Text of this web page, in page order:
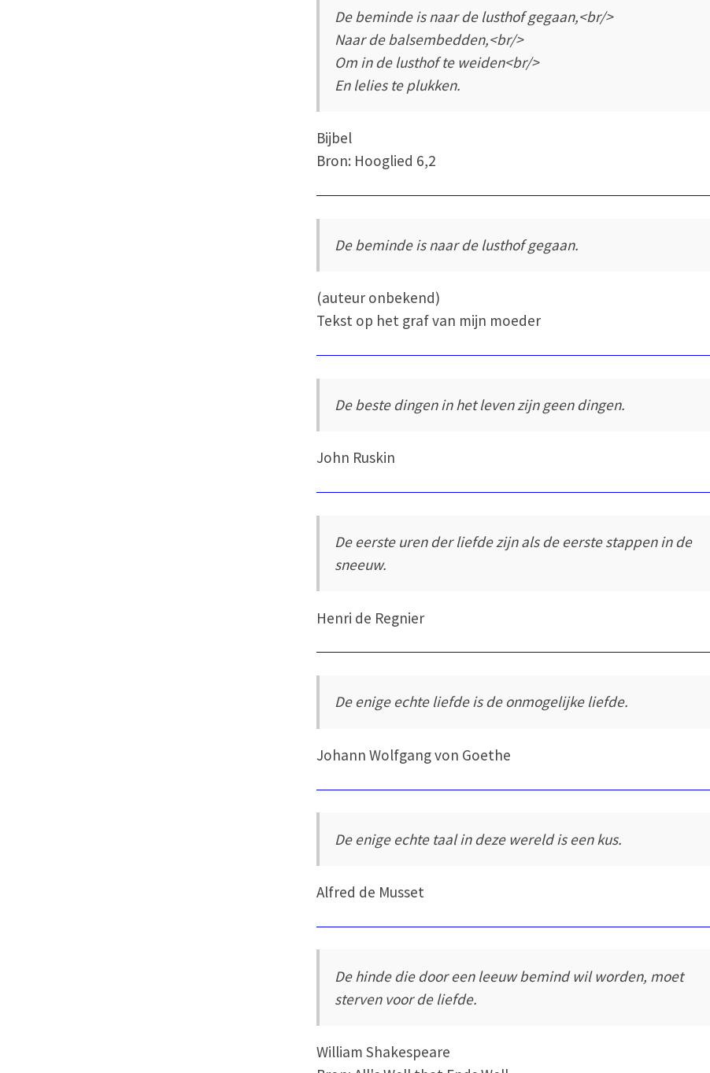
De beminde is naar de lusthof gegaan,<br/>
Naar de balsembedden,<br/>
Om in de lusthof te weiden<br/>
En lelies te plukken.
Bijbel
Bron: Hooglied 6,2
De beminde is naar de lusthof gegaan.
(auteur onbekend)
Tekst op het graf van mijn moeder
De beste dingen in het leven zijn geen dingen.
John Ruskin
De eerste uren der liefde zijn als de eerste stappen in de
sneeuw.
Henri de Regnier
De enige echte liefde is de onmogelijke liefde.
Johann Wolfgang von Goethe
De enige echte taal in deze wereld is een kus.
Alfred de Musset
De hinde die door een leeuw bemind wil worden, moet
sterven voor de liefde.
William Shakespeare